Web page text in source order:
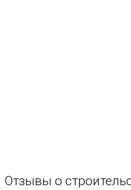
Отзывы о